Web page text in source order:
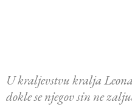
U kraljevstvu kralja
dokle se njegov sin ne